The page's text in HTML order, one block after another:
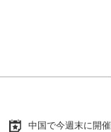
中国で今週末に開